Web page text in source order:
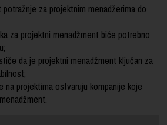
za projektnim menadžerima do
za projektni menadžment biće potrebno
da je projektni menadžment ključan za
na projektima ostvaruju kompanije koje